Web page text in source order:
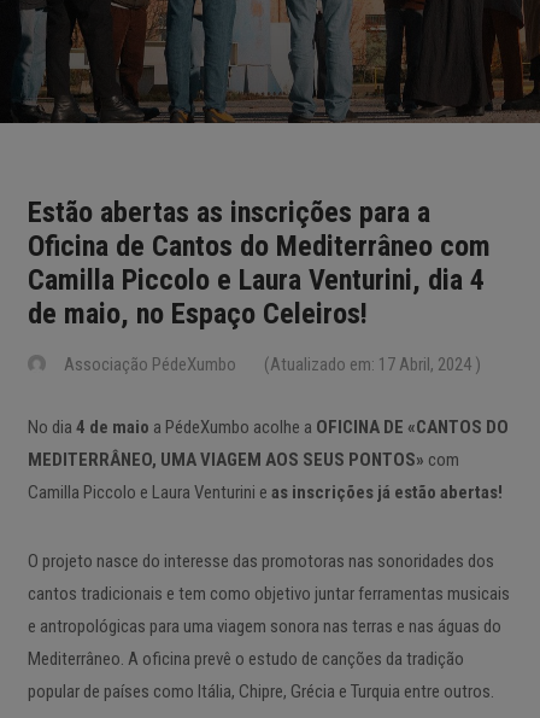
Estão abertas as inscrições para a
Oficina de Cantos do Mediterrâneo com
Camilla Piccolo e Laura Venturini, dia 4
de maio, no Espaço Celeiros!
Associação PédeXumbo (Atualizado em: 17 Abril, 2024 )
No dia 4 de maio a PédeXumbo acolhe a OFICINA DE «CANTOS DO
MEDITERRÂNEO, UMA VIAGEM AOS SEUS PONTOS» com
Camilla Piccolo e Laura Venturini e as inscrições já estão abertas!
O projeto nasce do interesse das promotoras nas sonoridades dos
cantos tradicionais e tem como objetivo juntar ferramentas musicais
e antropológicas para uma viagem sonora nas terras e nas águas do
Mediterrâneo. A oficina prevê o estudo de canções da tradição
popular de países como Itália, Chipre, Grécia e Turquia entre outros.